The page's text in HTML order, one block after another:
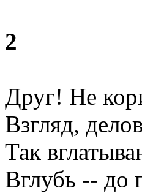
2
Друг! Не
Взгляд,
Так
Вглубь -- до